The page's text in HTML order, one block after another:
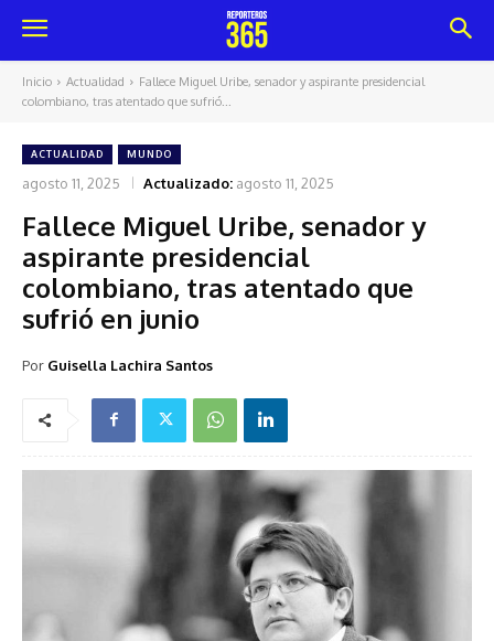
Inicio Actualidad
Fallece Miguel Uribe, senador y aspirante presidencial
colombiano, tras atentado que sufrió...
ACTUALIDAD MUNDO
agosto 11, 2025 Actualizado: agosto 11, 2025
Fallece Miguel Uribe, senador y
aspirante presidencial
colombiano, tras atentado que
sufrió en junio
Por Guisella Lachira Santos